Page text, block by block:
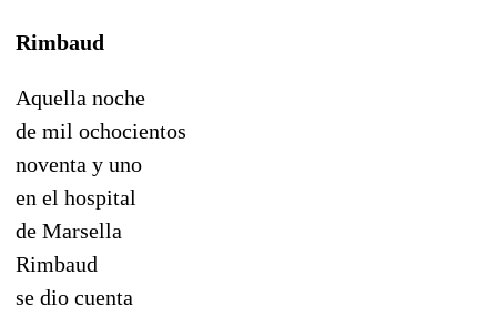
Rimbaud
Aquella noche
de mil ochocientos
noventa y uno
en el hospital
de Marsella
Rimbaud
se dio cuenta